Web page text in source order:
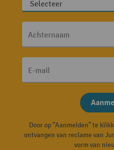
Achternaam
E-mail
Door op "Aanmelden" te
ontvangen van reclame van
vorm van